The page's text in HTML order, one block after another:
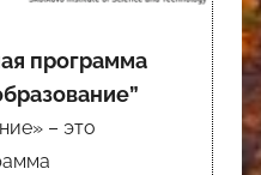
программа
– это